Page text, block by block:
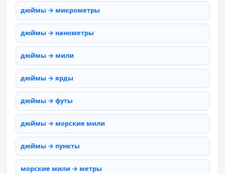
дюймы → микрометры
дюймы → нанометры
дюймы → мили
дюймы → ярды
дюймы → футы
дюймы → морские мили
дюймы → пункты
морские мили → метры